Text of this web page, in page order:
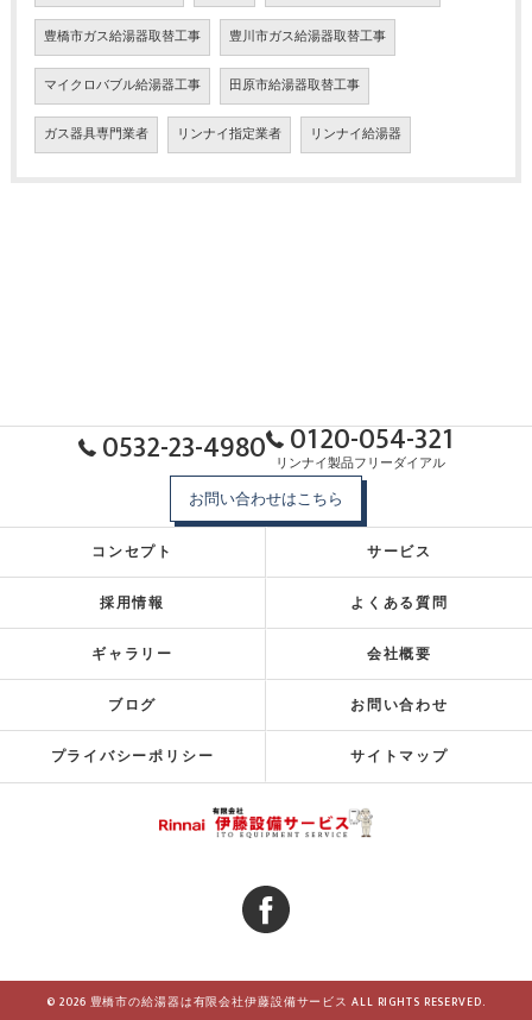
豊橋市ガス給湯器取替工事 豊川市ガス給湯器取替工事
マイクロバブル給湯器工事 田原市給湯器取替工事
ガス器具専門業者 リンナイ指定業者 リンナイ給湯器
0532-23-4980 0120-054-321
リンナイ製品フリーダイアル
お問い合わせはこちら
コンセプト サービス
採用情報 よくある質問
ギャラリー 会社概要
ブログ お問い合わせ
プライバシーポリシー サイトマップ
© 2026 豊橋市の給湯器は有限会社伊藤設備サービス ALL RIGHTS RESERVED.